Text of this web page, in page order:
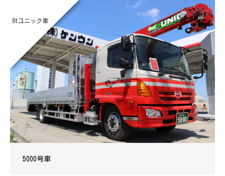
8tユニック車
5000号車